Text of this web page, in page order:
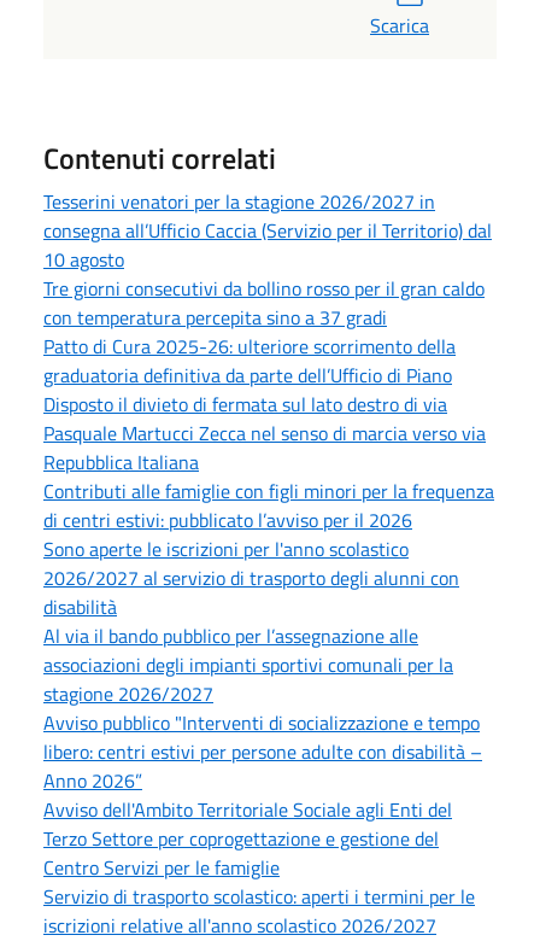
Scarica
Contenuti correlati
Tesserini venatori per la stagione 2026/2027 in
consegna all’Ufficio Caccia (Servizio per il Territorio) dal
10 agosto
Tre giorni consecutivi da bollino rosso per il gran caldo
con temperatura percepita sino a 37 gradi
Patto di Cura 2025-26: ulteriore scorrimento della
graduatoria definitiva da parte dell’Ufficio di Piano
Disposto il divieto di fermata sul lato destro di via
Pasquale Martucci Zecca nel senso di marcia verso via
Repubblica Italiana
Contributi alle famiglie con figli minori per la frequenza
di centri estivi: pubblicato l’avviso per il 2026
Sono aperte le iscrizioni per l'anno scolastico
2026/2027 al servizio di trasporto degli alunni con
disabilità
Al via il bando pubblico per l’assegnazione alle
associazioni degli impianti sportivi comunali per la
stagione 2026/2027
Avviso pubblico "Interventi di socializzazione e tempo
libero: centri estivi per persone adulte con disabilità –
Anno 2026”
Avviso dell'Ambito Territoriale Sociale agli Enti del
Terzo Settore per coprogettazione e gestione del
Centro Servizi per le famiglie
Servizio di trasporto scolastico: aperti i termini per le
iscrizioni relative all'anno scolastico 2026/2027